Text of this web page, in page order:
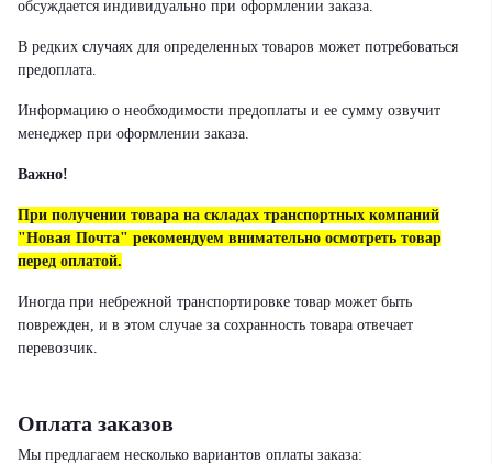
обсуждается индивидуально при оформлении заказа.
В редких случаях для определенных товаров может потребоваться
предоплата.
Информацию о необходимости предоплаты и ее сумму озвучит
менеджер при оформлении заказа.
Важно!
При получении товара на складах транспортных компаний
"Новая Почта" рекомендуем внимательно осмотреть товар
перед оплатой.
Иногда при небрежной транспортировке товар может быть
поврежден, и в этом случае за сохранность товара отвечает
перевозчик.
Оплата заказов
Мы предлагаем несколько вариантов оплаты заказа: